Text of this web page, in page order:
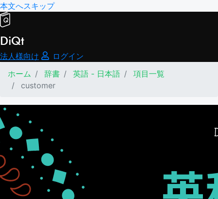
本文へスキップ
DiQt
法人様向け
ログイン
ホーム
辞書 英語 - 日本語
項目一覧
customer